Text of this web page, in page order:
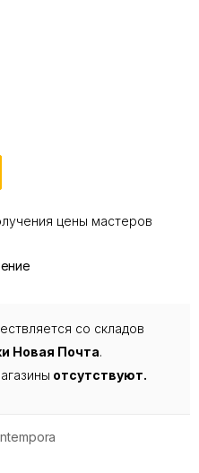
цены мастеров
со складов
Новая Почта.
отсутствуют.